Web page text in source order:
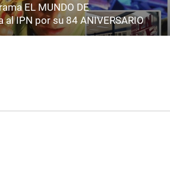
EL MUNDO DE
al IPN por su 84 ANIVERSARIO